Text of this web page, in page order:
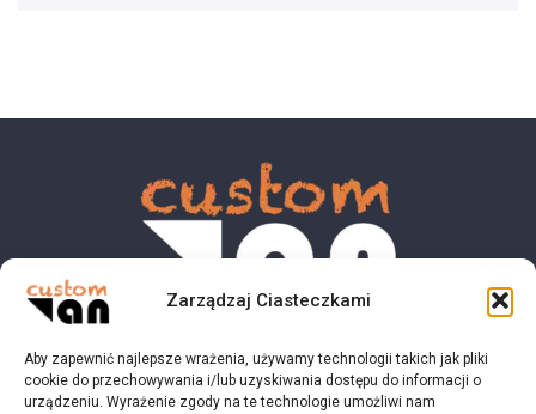
Zarządzaj Ciasteczkami
Aby zapewnić najlepsze wrażenia, używamy technologii takich jak pliki
cookie do przechowywania i/lub uzyskiwania dostępu do informacji o
urządzeniu. Wyrażenie zgody na te technologie umożliwi nam
© 2023 customvan.pl - Wszystkie prawa zastrzeżone.